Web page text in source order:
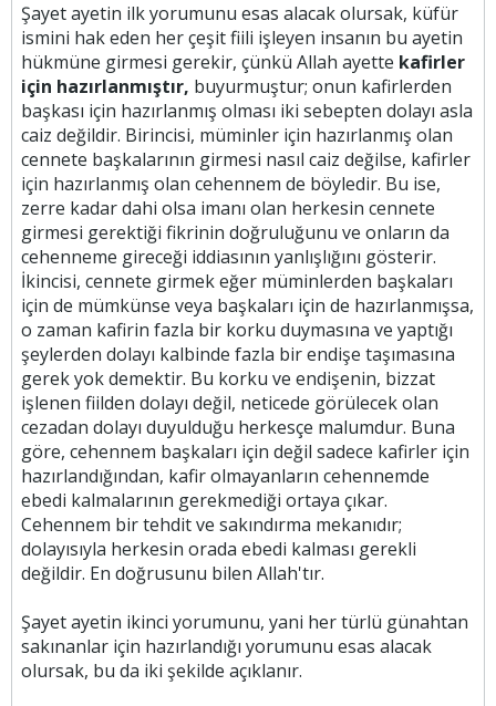
Şayet ayetin ilk yorumunu esas alacak olursak, küfür
ismini hak eden her çeşit fiili işleyen insanın bu ayetin
hükmüne girmesi gerekir, çünkü Allah ayette kafirler
için hazırlanmıştır, buyurmuştur; onun kafirlerden
başkası için hazırlanmış olması iki sebepten dolayı asla
caiz değildir. Birincisi, müminler için hazırlanmış olan
cennete başkalarının girmesi nasıl caiz değilse, kafirler
için hazırlanmış olan cehennem de böyledir. Bu ise,
zerre kadar dahi olsa imanı olan herkesin cennete
girmesi gerektiği fikrinin doğruluğunu ve onların da
cehenneme gireceği iddiasının yanlışlığını gösterir.
İkincisi, cennete girmek eğer müminlerden başkaları
için de mümkünse veya başkaları için de hazırlanmışsa,
o zaman kafirin fazla bir korku duymasına ve yaptığı
şeylerden dolayı kalbinde fazla bir endişe taşımasına
gerek yok demektir. Bu korku ve endişenin, bizzat
işlenen fiilden dolayı değil, neticede görülecek olan
cezadan dolayı duyulduğu herkesçe malumdur. Buna
göre, cehennem başkaları için değil sadece kafirler için
hazırlandığından, kafir olmayanların cehennemde
ebedi kalmalarının gerekmediği ortaya çıkar.
Cehennem bir tehdit ve sakındırma mekanıdır;
dolayısıyla herkesin orada ebedi kalması gerekli
değildir. En doğrusunu bilen Allah'tır.
Şayet ayetin ikinci yorumunu, yani her türlü günahtan
sakınanlar için hazırlandığı yorumunu esas alacak
olursak, bu da iki şekilde açıklanır.